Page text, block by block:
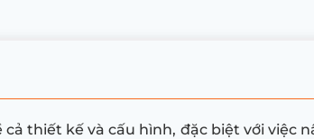
thiết kế và cấu hình, đặc biệt với việc